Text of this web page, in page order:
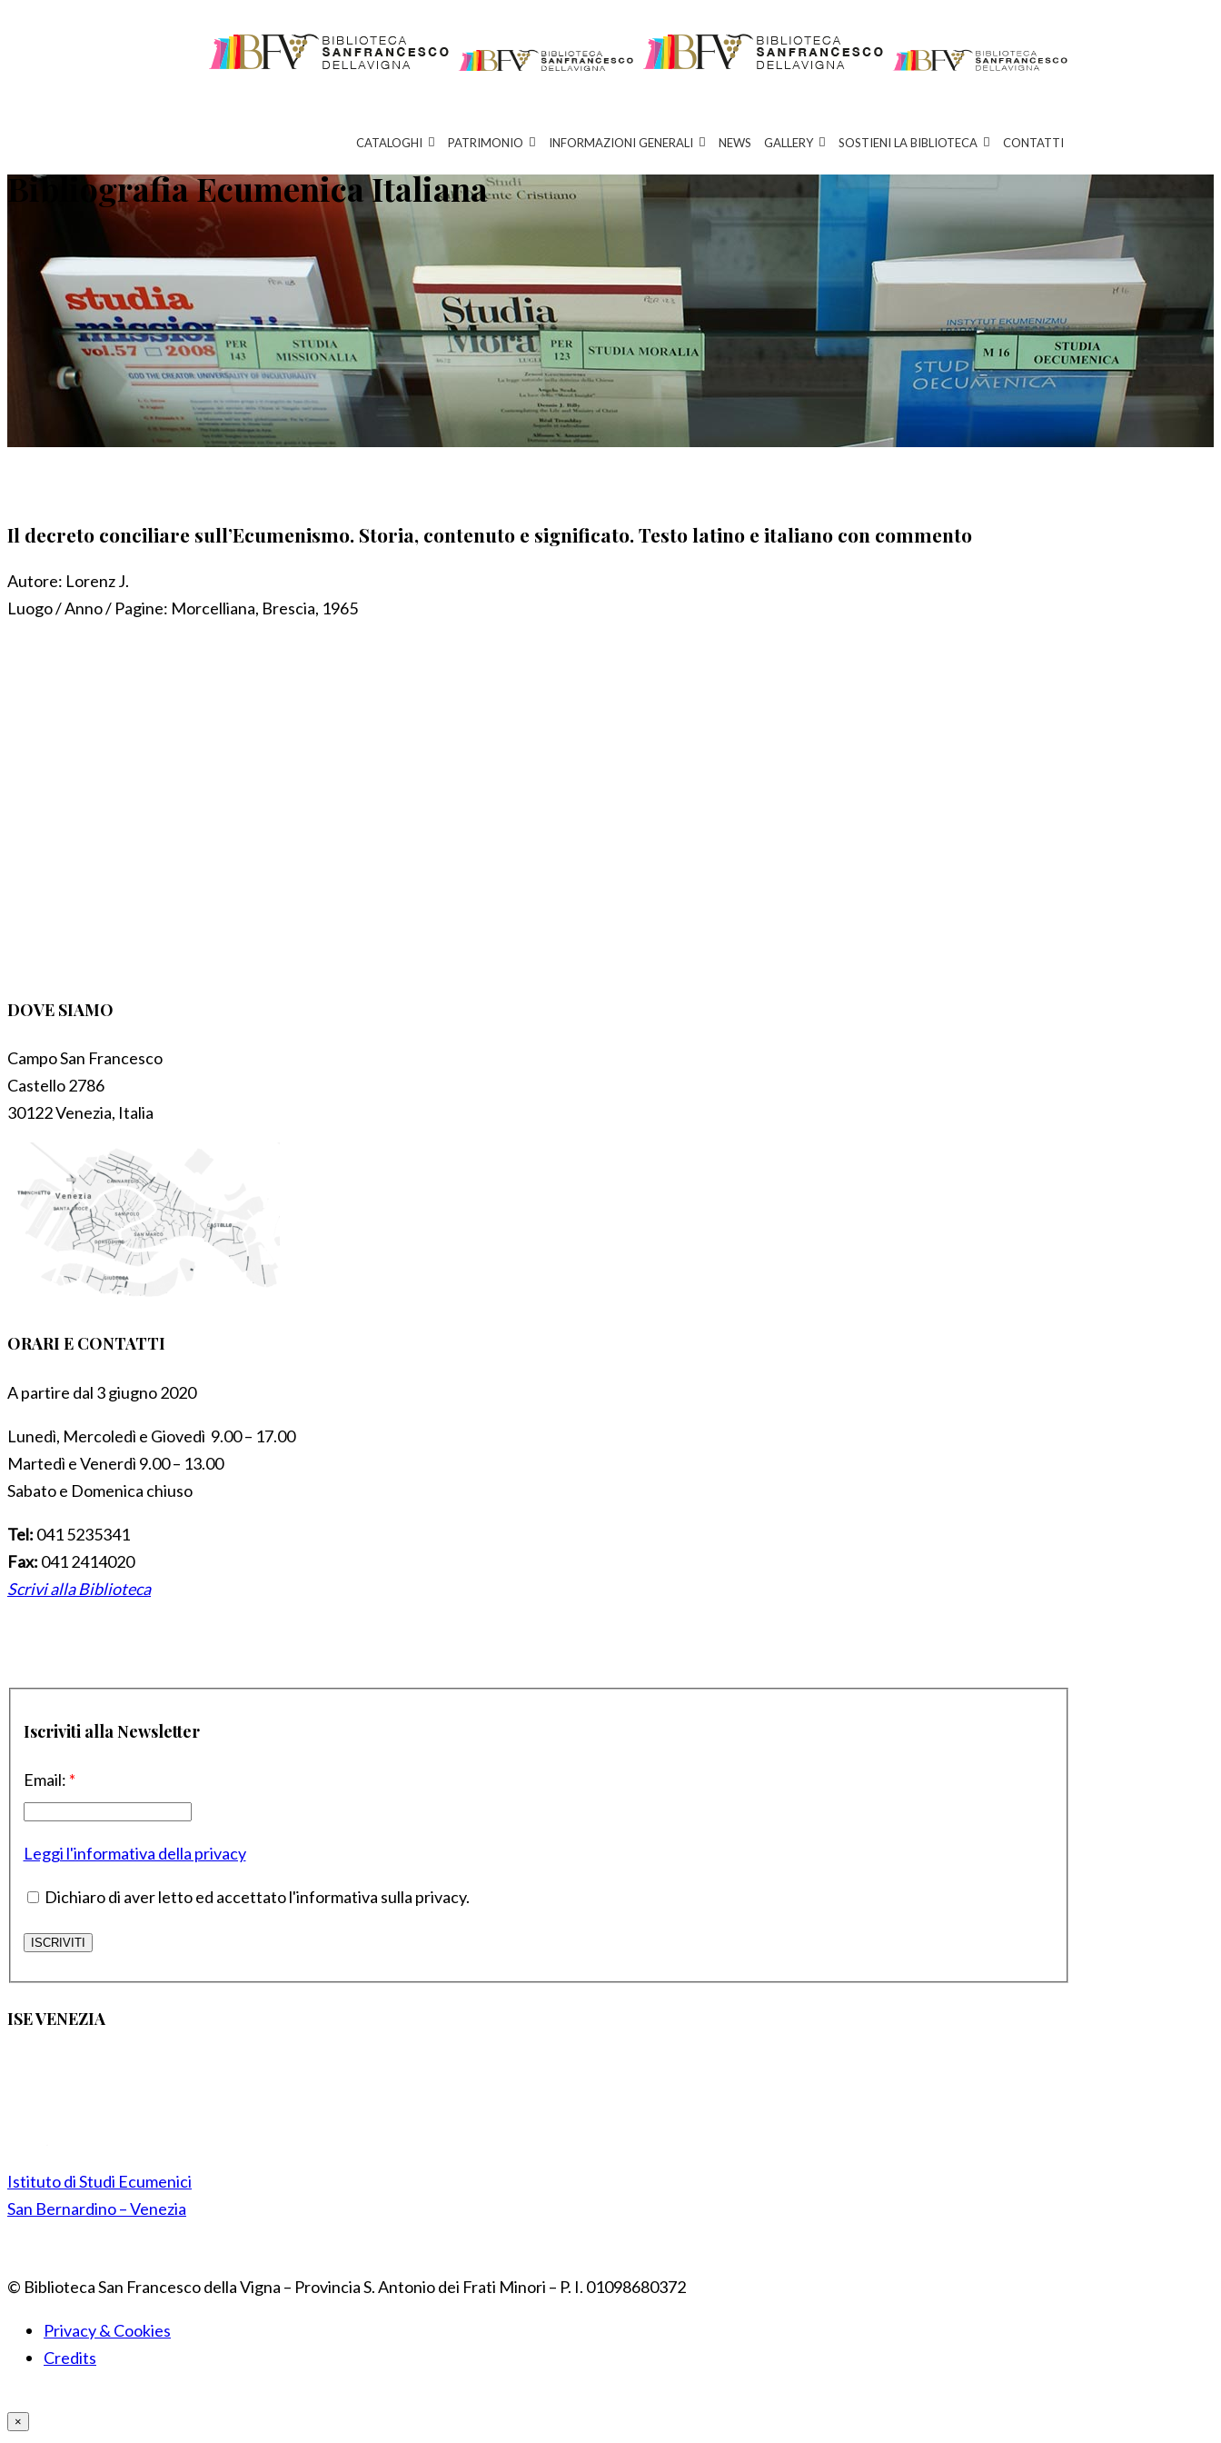
CATALOGHI PATRIMONIO INFORMAZIONI GENERALI NEWS GALLERY SOSTIENI LA BIBLIOTECA CONTATTI
Bibliografia Ecumenica Italiana
Il decreto conciliare sull’Ecumenismo. Storia, contenuto e significato. Testo latino e italiano con commento
Autore: Lorenz J.
Luogo / Anno / Pagine: Morcelliana, Brescia, 1965
DOVE SIAMO
Campo San Francesco
Castello 2786
30122 Venezia, Italia
ORARI E CONTATTI
A partire dal 3 giugno 2020
Lunedì, Mercoledì e Giovedì 9.00 – 17.00
Martedì e Venerdì 9.00 – 13.00
Sabato e Domenica chiuso
Tel: 041 5235341
Fax: 041 2414020
Scrivi alla Biblioteca
Iscriviti alla Newsletter
Email: *
Leggi l'informativa della privacy
Dichiaro di aver letto ed accettato l'informativa sulla privacy.
ISE VENEZIA
Istituto di Studi Ecumenici
San Bernardino – Venezia
© Biblioteca San Francesco della Vigna – Provincia S. Antonio dei Frati Minori – P. I. 01098680372
Privacy & Cookies
Credits
×